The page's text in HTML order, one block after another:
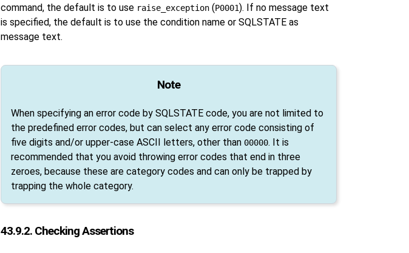
command, the default is to use raise_exception(P0001). If no message text
is specified, the default is to use the condition name or SQLSTATE as
message text.
Note
When specifying an error code by SQLSTATE code, you are not limited to
the predefined error codes, but can select any error code consisting of
five digits and/or upper-case ASCII letters, other than 00000. It is
recommended that you avoid throwing error codes that end in three
zeroes, because these are category codes and can only be trapped by
trapping the whole category.
43.9.2. Checking Assertions